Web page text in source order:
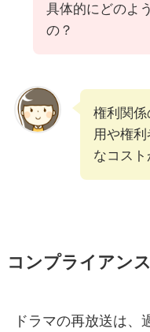
具体的にどのよ
の？
権利関
用や権
なコスト
コンプライアン
ドラマの再放送は、